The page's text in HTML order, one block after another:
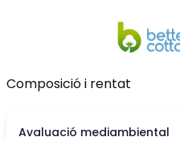
Composició i rentat